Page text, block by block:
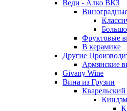
Веди - Алко ВКЗ
Фруктовые
В керамике
Другие
Армянские
Givany Wine
Вина из Грузии